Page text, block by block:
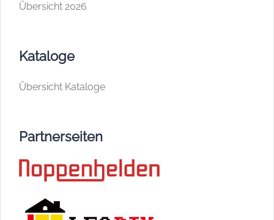
Übersicht 2026
Kataloge
Übersicht Kataloge
Partnerseiten